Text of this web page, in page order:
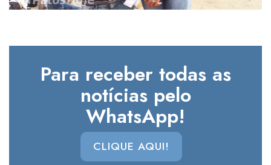
Para receber todas as
notícias pelo
WhatsApp!
CLIQUE AQUI!